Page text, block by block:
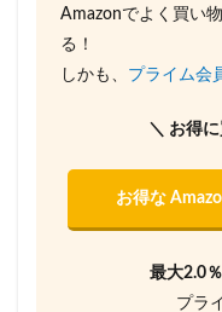
Amazonでよく買い
る！
しかも、 プライム会
＼ お得
お得な
最大2.0
プラ